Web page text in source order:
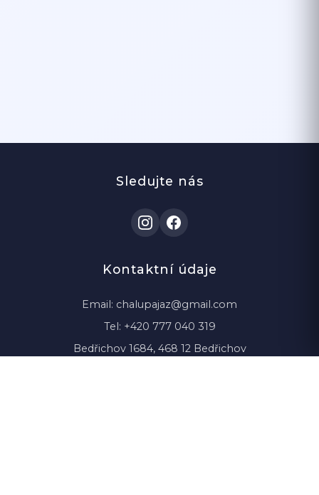
Sledujte nás
Kontaktní údaje
Email: chalupajaz@gmail.com
Tel: +420 777 040 319
Bedřichov 1684, 468 12 Bedřichov